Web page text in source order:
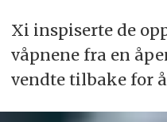
Xi inspiserte de
våpnene fra en
vendte tilbake for